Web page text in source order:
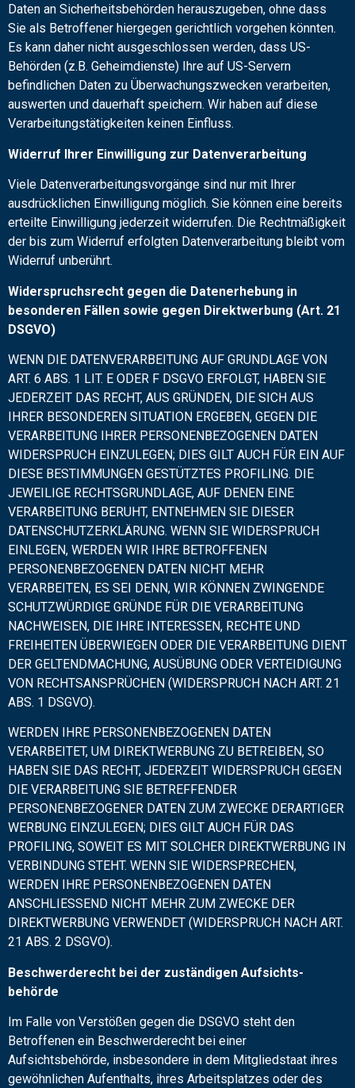
Daten an Sicherheitsbehörden herauszugeben, ohne dass
Sie als Betroffener hiergegen gerichtlich vorgehen könnten.
Es kann daher nicht ausgeschlossen werden, dass US-
Behörden (z.B. Geheimdienste) Ihre auf US-Servern
befindlichen Daten zu Überwachungszwecken verarbeiten,
auswerten und dauerhaft speichern. Wir haben auf diese
Verarbeitungstätigkeiten keinen Einfluss.
Widerruf Ihrer Einwilligung zur Datenverarbeitung
Viele Datenverarbeitungsvorgänge sind nur mit Ihrer
ausdrücklichen Einwilligung möglich. Sie können eine bereits
erteilte Einwilligung jederzeit widerrufen. Die Rechtmäßigkeit
der bis zum Widerruf erfolgten Datenverarbeitung bleibt vom
Widerruf unberührt.
Widerspruchsrecht gegen die Datenerhebung in
besonderen Fällen sowie gegen Direktwerbung (Art. 21
DSGVO)
WENN DIE DATENVERARBEITUNG AUF GRUNDLAGE VON
ART. 6 ABS. 1 LIT. E ODER F DSGVO ERFOLGT, HABEN SIE
JEDERZEIT DAS RECHT, AUS GRÜNDEN, DIE SICH AUS
IHRER BESONDEREN SITUATION ERGEBEN, GEGEN DIE
VERARBEITUNG IHRER PERSONENBEZOGENEN DATEN
WIDERSPRUCH EINZULEGEN; DIES GILT AUCH FÜR EIN AUF
DIESE BESTIMMUNGEN GESTÜTZTES PROFILING. DIE
JEWEILIGE RECHTSGRUNDLAGE, AUF DENEN EINE
VERARBEITUNG BERUHT, ENTNEHMEN SIE DIESER
DATENSCHUTZERKLÄRUNG. WENN SIE WIDERSPRUCH
EINLEGEN, WERDEN WIR IHRE BETROFFENEN
PERSONENBEZOGENEN DATEN NICHT MEHR
VERARBEITEN, ES SEI DENN, WIR KÖNNEN ZWINGENDE
SCHUTZWÜRDIGE GRÜNDE FÜR DIE VERARBEITUNG
NACHWEISEN, DIE IHRE INTERESSEN, RECHTE UND
FREIHEITEN ÜBERWIEGEN ODER DIE VERARBEITUNG DIENT
DER GELTENDMACHUNG, AUSÜBUNG ODER VERTEIDIGUNG
VON RECHTSANSPRÜCHEN (WIDERSPRUCH NACH ART. 21
ABS. 1 DSGVO).
WERDEN IHRE PERSONENBEZOGENEN DATEN
VERARBEITET, UM DIREKTWERBUNG ZU BETREIBEN, SO
HABEN SIE DAS RECHT, JEDERZEIT WIDERSPRUCH GEGEN
DIE VERARBEITUNG SIE BETREFFENDER
PERSONENBEZOGENER DATEN ZUM ZWECKE DERARTIGER
WERBUNG EINZULEGEN; DIES GILT AUCH FÜR DAS
PROFILING, SOWEIT ES MIT SOLCHER DIREKTWERBUNG IN
VERBINDUNG STEHT. WENN SIE WIDERSPRECHEN,
WERDEN IHRE PERSONENBEZOGENEN DATEN
ANSCHLIESSEND NICHT MEHR ZUM ZWECKE DER
DIREKTWERBUNG VERWENDET (WIDERSPRUCH NACH ART.
21 ABS. 2 DSGVO).
Beschwerde­recht bei der zuständigen Aufsichts­
behörde
Im Falle von Verstößen gegen die DSGVO steht den
Betroffenen ein Beschwerderecht bei einer
Aufsichtsbehörde, insbesondere in dem Mitgliedstaat ihres
gewöhnlichen Aufenthalts, ihres Arbeitsplatzes oder des